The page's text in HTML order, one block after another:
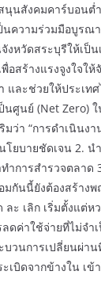
นสังคมคาร์บอนต่ำ
นความร่วมมือบูรณ
งหวัดสระบุรีให้เป็
อสร้างแรงจูงใจใ
และช่วยให้ประเท
นศูนย์ (Net Zero) ใ
ว่า “การดำเนินง
โยบายชัดเจน 2. น
ำการสำรวจตลาด
กันนี้ยังต้องสร้าง
ะ เลิก เริ่มตั้งแต่
ดค่าใช้จ่ายที่ไม่จำ
บวนการเปลี่ยนผ่า
เบิดจากข้างใน เข้